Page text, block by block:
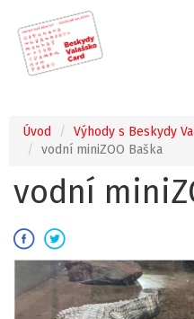
Úvod
Výhody s Beskydy
vodní miniZOO Baška
vodní